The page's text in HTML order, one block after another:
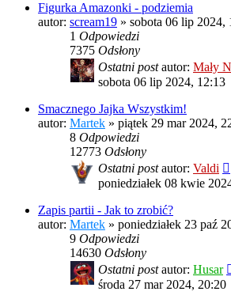
Figurka Amazonki - podziemia
autor: scream19 » sobota 06 lip 2024,
1 Odpowiedzi
7375 Odsłony
Ostatni postautor: Mały
sobota 06 lip 2024, 12:13
Smacznego Jajka Wszystkim!
autor: Martek » piątek 29 mar 2024,
8 Odpowiedzi
12773 Odsłony
Ostatni postautor: Valdi
poniedziałek 08 kwie
Zapis partii - Jak to zrobić?
autor: Martek » poniedziałek 23 paź
9 Odpowiedzi
14630 Odsłony
Ostatni postautor: Husar
środa 27 mar 2024, 20:20